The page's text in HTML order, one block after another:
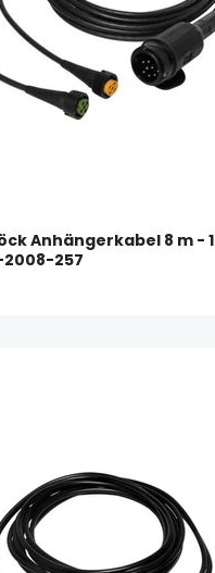
Anhängerkabel 8 m -
257